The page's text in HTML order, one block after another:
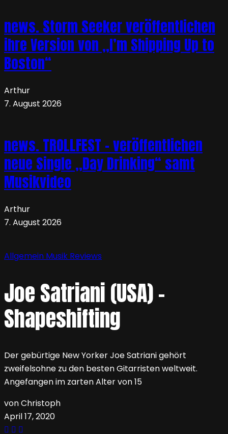
news. Storm Seeker veröffentlichen
ihre Version von „I’m Shipping Up to
Boston“
Arthur
7. August 2026
news. TROLLFEST – veröffentlichen
neue Single „Day Drinking“ samt
Musikvideo
Arthur
7. August 2026
Allgemein Musik Reviews
Joe Satriani (USA) –
Shapeshifting
Der gebürtige New Yorker Joe Satriani gehört
zweifelsohne zu den besten Gitarristen weltweit.
Angefangen im zarten Alter von 15
von Christoph
April 17, 2020